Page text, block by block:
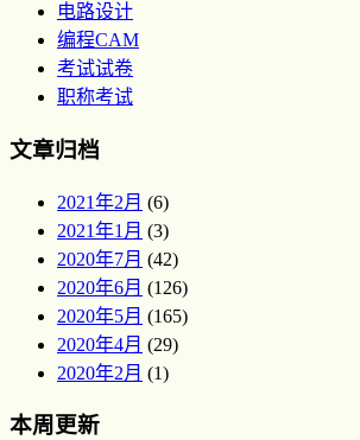
电路设计
编程CAM
考试试卷
职称考试
文章归档
2021年2月 (6)
2021年1月 (3)
2020年7月 (42)
2020年6月 (126)
2020年5月 (165)
2020年4月 (29)
2020年2月 (1)
本周更新